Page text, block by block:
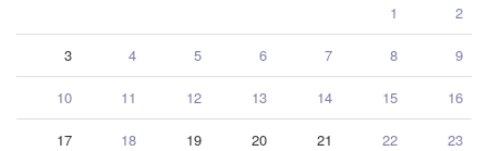
1 2
3 4 5 6 7 8 9
10 11 12 13 14 15 16
17 18 19 20 21 22 23